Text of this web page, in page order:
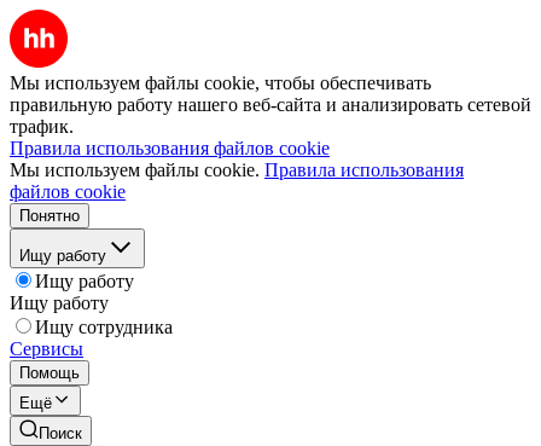
Мы используем файлы cookie, чтобы обеспечивать
правильную работу нашего веб-сайта и анализировать сетевой
трафик.
Правила использования файлов cookie
Мы используем файлы cookie. Правила использования
файлов cookie
Понятно
Ищу работу
Ищу работу
Ищу работу
Ищу сотрудника
Сервисы
Помощь
Ещё
Поиск